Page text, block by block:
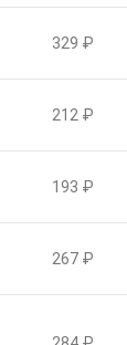
329 ₽
212 ₽
193 ₽
267 ₽